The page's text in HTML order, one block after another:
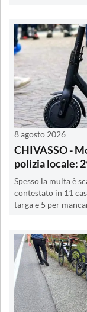
8 agosto 2026
CHIVASSO -
polizia locale:
Spesso la multa è
contestato in 11
targa e 5 per